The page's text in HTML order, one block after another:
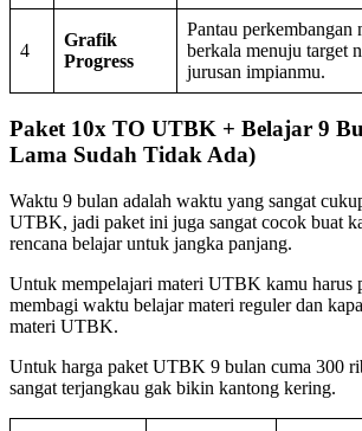
4
Grafik
Progress
Pantau perkembangan
berkala menuju target
jurusan impianmu.
Paket 10x TO UTBK + Belajar 9
Lama Sudah Tidak Ada)
Waktu 9 bulan adalah waktu yang sangat
UTBK, jadi paket ini juga sangat cocok buat
rencana belajar untuk jangka panjang.
Untuk mempelajari materi UTBK kamu harus
membagi waktu belajar materi reguler dan
materi UTBK.
Untuk harga paket UTBK 9 bulan cuma 300
sangat terjangkau gak bikin kantong kering.